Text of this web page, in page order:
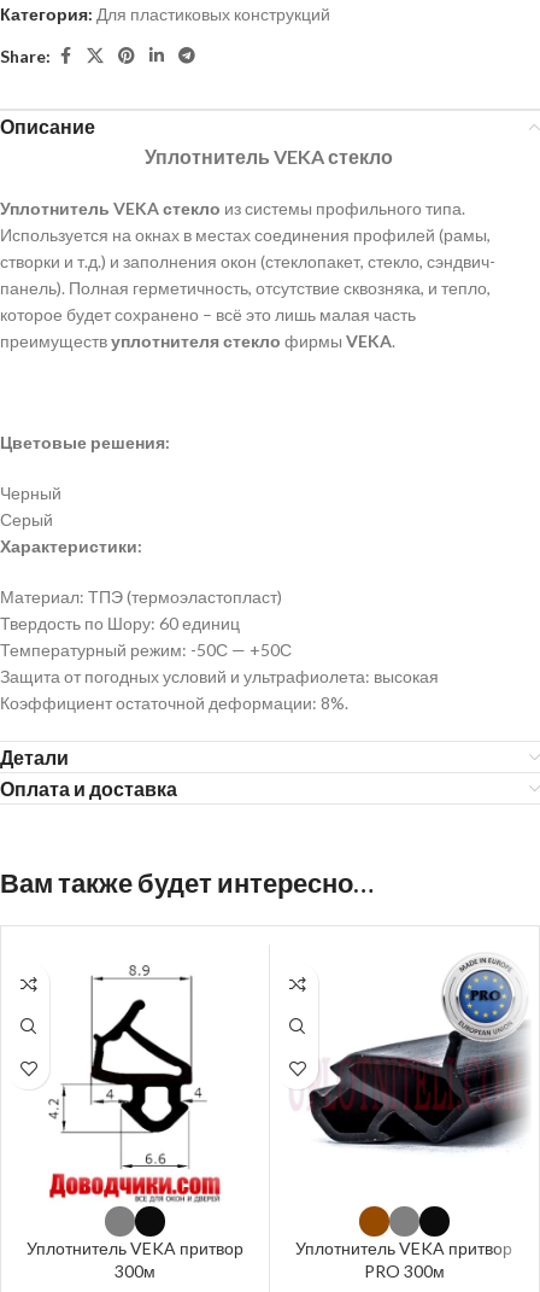
Категория: Для пластиковых конструкций
Share:
Описание
Уплотнитель VEKA стекло
Уплотнитель VEKAстекло из системы профильного типа.
Используется на окнах в местах соединения профилей (рамы,
створки и т.д.) и заполнения окон (стеклопакет, стекло, сэндвич-
панель). Полная герметичность, отсутствие сквозняка, и тепло,
которое будет сохранено – всё это лишь малая часть
преимуществуплотнителя стекло фирмы VEKA.
Цветовые решения:
Черный
Серый
Характеристики:
Материал: ТПЭ (термоэластопласт)
Твердость по Шору: 60 единиц
Температурный режим: -50С — +50С
Защита от погодных условий и ультрафиолета: высокая
Коэффициент остаточной деформации: 8%.
Детали
Оплата и доставка
Вам также будет интересно…
Уплотнитель VEKA притвор
300м
Уплотнитель VEKA притвор
PRO 300м